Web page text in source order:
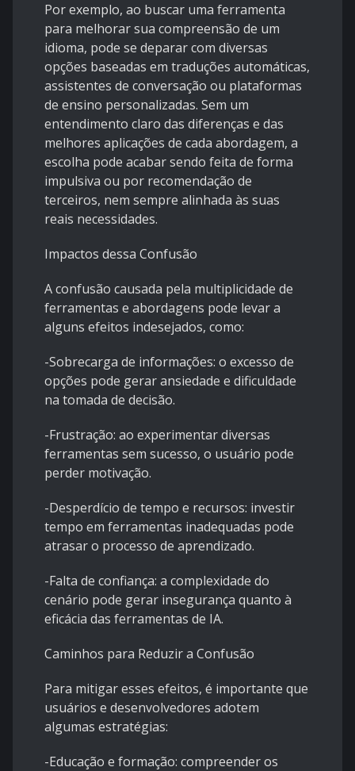
Por exemplo, ao buscar uma ferramenta
para melhorar sua compreensão de um
idioma, pode se deparar com diversas
opções baseadas em traduções automáticas,
assistentes de conversação ou plataformas
de ensino personalizadas. Sem um
entendimento claro das diferenças e das
melhores aplicações de cada abordagem, a
escolha pode acabar sendo feita de forma
impulsiva ou por recomendação de
terceiros, nem sempre alinhada às suas
reais necessidades.
Impactos dessa Confusão
A confusão causada pela multiplicidade de
ferramentas e abordagens pode levar a
alguns efeitos indesejados, como:
-Sobrecarga de informações: o excesso de
opções pode gerar ansiedade e dificuldade
na tomada de decisão.
-Frustração: ao experimentar diversas
ferramentas sem sucesso, o usuário pode
perder motivação.
-Desperdício de tempo e recursos: investir
tempo em ferramentas inadequadas pode
atrasar o processo de aprendizado.
-Falta de confiança: a complexidade do
cenário pode gerar insegurança quanto à
eficácia das ferramentas de IA.
Caminhos para Reduzir a Confusão
Para mitigar esses efeitos, é importante que
usuários e desenvolvedores adotem
algumas estratégias:
-Educação e formação: compreender os